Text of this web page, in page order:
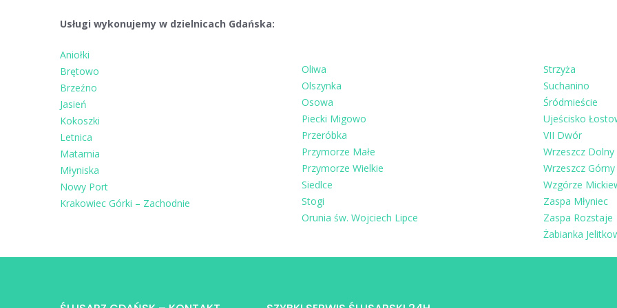
Usługi wykonujemy w dzielnicach Gdańska:
Aniołki
Brętowo
Brzeźno
Jasień
Kokoszki
Letnica
Matarnia
Młyniska
Nowy Port
Krakowiec Górki – Zachodnie
Oliwa
Olszynka
Osowa
Piecki Migowo
Przeróbka
Przymorze Małe
Przymorze Wielkie
Siedlce
Stogi
Orunia św. Wojciech Lipce
Strzyża
Suchanino
Śródmieście
Ujeścisko
VII Dwór
Wrzeszcz Dolny
Wrzeszcz Górny
Wzgórze
Zaspa Młyniec
Zaspa Rozstaje
Żabianka